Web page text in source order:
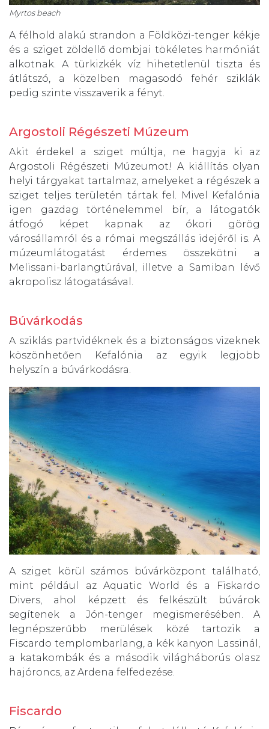
Myrtos beach
A félhold alakú strandon a Földközi-tenger kékje
és a sziget zöldellő dombjai tökéletes harmóniát
alkotnak. A türkizkék víz hihetetlenül tiszta és
átlátszó, a közelben magasodó fehér sziklák
pedig szinte visszaverik a fényt.
Argostoli Régészeti Múzeum
Akit érdekel a sziget múltja, ne hagyja ki az
Argostoli Régészeti Múzeumot! A kiállítás olyan
helyi tárgyakat tartalmaz, amelyeket a régészek a
sziget teljes területén tártak fel. Mivel Kefalónia
igen gazdag történelemmel bír, a látogatók
átfogó képet kapnak az ókori görög
városállamról és a római megszállás idejéről is. A
múzeumlátogatást érdemes összekötni a
Melissani-barlangtúrával, illetve a Samiban lévő
akropolisz látogatásával.
Búvárkodás
A sziklás partvidéknek és a biztonságos vizeknek
köszönhetően Kefalónia az egyik legjobb
helyszín a búvárkodásra.
A sziget körül számos búvárközpont található,
mint például az Aquatic World és a Fiskardo
Divers, ahol képzett és felkészült búvárok
segítenek a Jón-tenger megismerésében. A
legnépszerűbb merülések közé tartozik a
Fiscardo templombarlang, a kék kanyon Lassinál,
a katakombák és a második világháborús olasz
hajóroncs, az Ardena felfedezése.
Fiscardo